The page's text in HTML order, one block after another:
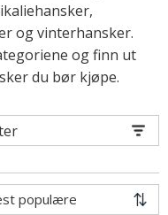
og vinterhansker.
og finn ut
du bør kjøpe.